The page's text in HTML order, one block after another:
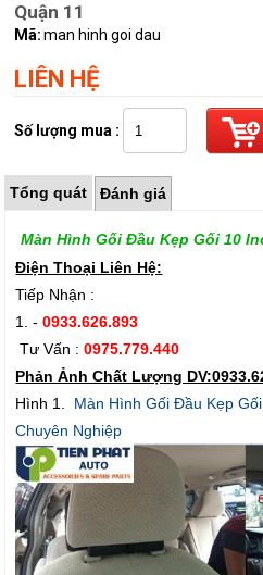
Quận 11
Mã: man hinh goi dau
LIÊN HỆ
Số lượng mua :
Tổng quát Đánh giá
Màn Hình Gối Đầu Kẹp Gối 10
Điện Thoại Liên Hệ:
Tiếp Nhận :
1. -0933.626.893
Tư Vấn :0975.779.440
Phản Ảnh Chất Lượng
Hình 1. Màn Hình Gối Đầu Kẹp
Chuyên Nghiệp